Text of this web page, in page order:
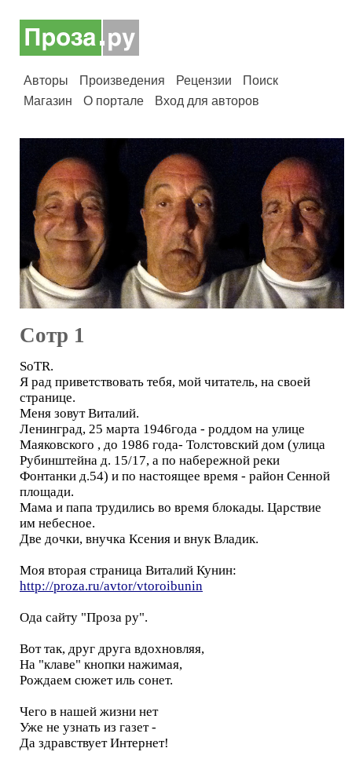
Авторы Произведения Рецензии
Поиск
Магазин
О портале Вход для авторов
Сотр 1
SoTR.
Я рад приветствовать тебя, мой читатель, на своей
странице.
Меня зовут Виталий.
Ленинград, 25 марта 1946года - роддом на улице
Маяковского , до 1986 года- Толстовский дом (улица
Рубинштейна д. 15/17, а по набережной реки
Фонтанки д.54) и по настоящее время - район Сенной
площади.
Мама и папа трудились во время блокады. Царствие
им небесное.
Две дочки, внучка Ксения и внук Владик.
Моя вторая страница Виталий Кунин:
http://proza.ru/avtor/vtoroibunin
Ода сайту "Проза ру".
Вот так, друг друга вдохновляя,
На "клаве" кнопки нажимая,
Рождаем сюжет иль сонет.
Чего в нашей жизни нет
Уже не узнать из газет -
Да здравствует Интернет!